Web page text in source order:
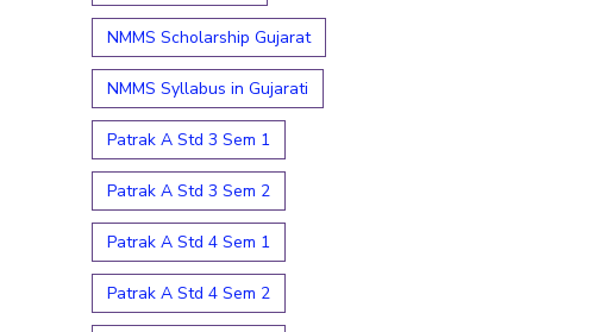
NMMS Scholarship Gujarat
NMMS Syllabus in Gujarati
Patrak A Std 3 Sem 1
Patrak A Std 3 Sem 2
Patrak A Std 4 Sem 1
Patrak A Std 4 Sem 2